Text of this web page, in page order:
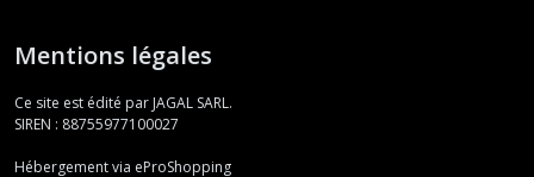
Mentions légales
Ce site est édité par JAGAL SARL.
SIREN : 88755977100027
Hébergement via eProShopping